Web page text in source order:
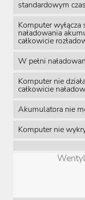
standardowym
Komputer
naładowania
całkowicie
W pełni
Komputer nie
całkowicie
Akumulatora nie
Komputer nie